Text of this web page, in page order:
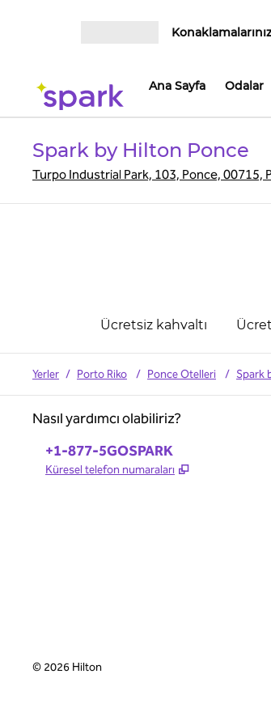
Konaklamalarınız
Ana Sayfa Odalar
Spark by Hilton Ponce
Turpo Industrial Park, 103, Ponce, 00715,
Ücretsiz kahvaltı
Yerler / Porto Riko / Ponce Otelleri / Spark
Nasıl yardımcı olabiliriz?
Telefon:
+1-877-5GOSPARK
Küresel telefon numaraları ,
© 2026 Hilton